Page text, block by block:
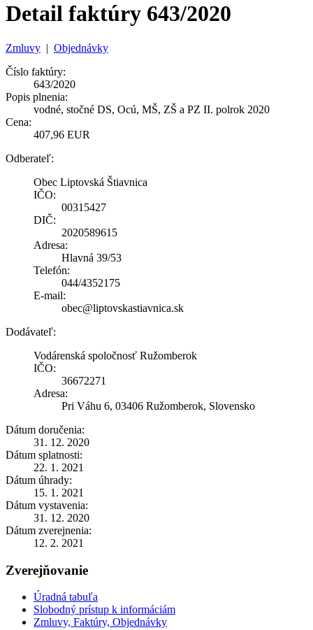
Detail faktúry 643/2020
Zmluvy | Objednávky
Číslo faktúry:
643/2020
Popis plnenia:
vodné, stočné DS, Ocú, MŠ, ZŠ a PZ II. polrok 2020
Cena:
407,96 EUR
Odberateľ:
Obec Liptovská Štiavnica
IČO:
00315427
DIČ:
2020589615
Adresa:
Hlavná 39/53
Telefón:
044/4352175
E-mail:
obec@liptovskastiavnica.sk
Dodávateľ:
Vodárenská spoločnosť Ružomberok
IČO:
36672271
Adresa:
Pri Váhu 6, 03406 Ružomberok, Slovensko
Dátum doručenia:
31. 12. 2020
Dátum splatnosti:
22. 1. 2021
Dátum úhrady:
15. 1. 2021
Dátum vystavenia:
31. 12. 2020
Dátum zverejnenia:
12. 2. 2021
Zverejňovanie
Úradná tabuľa
Slobodný prístup k informáciám
Zmluvy, Faktúry, Objednávky